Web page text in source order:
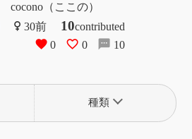
cocono（ここの）
10contributed
0
0 10